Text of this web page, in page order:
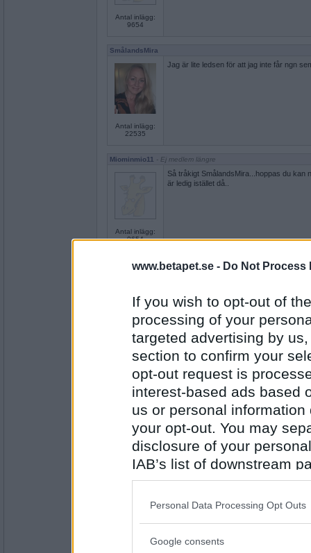
www.betapet.se - Do Not Process
If you wish to opt-out of
processing of your
targeted advertising by
section to confirm your
opt-out request is
interest-based ads based
us or personal
your opt-out. You may
disclosure of your
IAB’s list of downstream
also be disclosed by us
Downstream Participants
Please note that this
Personal Data Processing Opt Outs
Google consents
Antal inlägg:
9654
SmålandsMira
Antal inlägg:
22535
Jag är lite ledsen för att jag inte får ngn
Miominmio11 - Ej medlem längre
Antal inlägg:
9654
Så tråkigt SmålandsMira...hoppas du kan
är ledig istället då..
Antal inlägg: 193
SmålandsMira
Antal inlägg:
22535
Tack Mio, jag byter jobb, efterlängtat men
må-fr, inga helger el storhelger mer och
Wulfenia - Ej medlem längre
Antal inlägg:
Jag är Äntligen tbx i Jämtland!